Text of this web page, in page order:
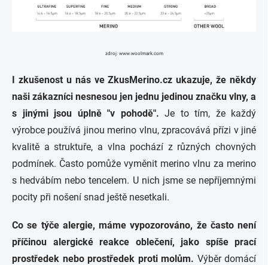
zdroj: www.woolmark.com
I zkušenost u nás ve ZkusMerino.cz ukazuje, že někdy
naši zákazníci nesnesou jen jednu jedinou značku vlny, a
s jinými jsou úplně "v pohodě". Je to tím, že každý
výrobce používá jinou merino vlnu, zpracovává přízi v jiné
kvalitě a struktuře, a vlna pochází z různých chovných
podmínek. Často pomůže vyměnit merino vlnu za merino
s hedvábím nebo tencelem. U nich jsme se nepříjemnými
pocity při nošení snad ještě nesetkali.
Co se týče alergie, máme vypozorováno, že často není
příčinou alergické reakce oblečení, jako spíše prací
prostředek nebo prostředek proti molům. Výběr domácí